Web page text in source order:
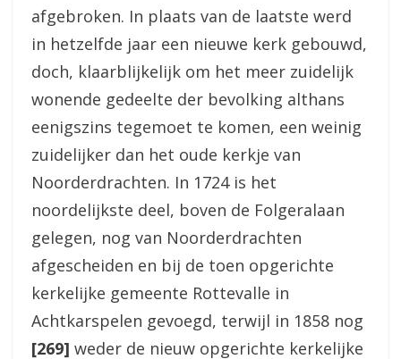
afgebroken. In plaats van de laatste werd
in hetzelfde jaar een nieuwe kerk gebouwd,
doch, klaarblijkelijk om het meer zuidelijk
wonende gedeelte der bevolking althans
eenigszins tegemoet te komen, een weinig
zuidelijker dan het oude kerkje van
Noorderdrachten. In 1724 is het
noordelijkste deel, boven de Folgeralaan
gelegen, nog van Noorderdrachten
afgescheiden en bij de toen opgerichte
kerkelijke gemeente Rottevalle in
Achtkarspelen gevoegd, terwijl in 1858 nog
[269] weder de nieuw opgerichte kerkelijke